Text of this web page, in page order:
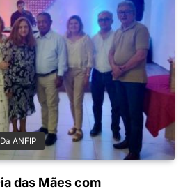
ANFIP
das Mães com